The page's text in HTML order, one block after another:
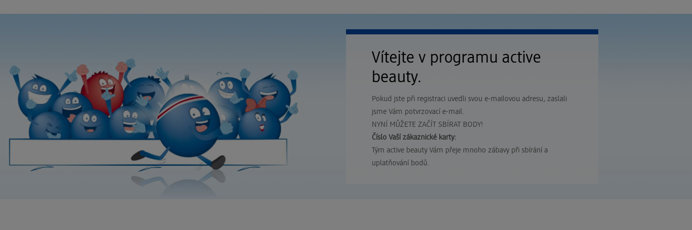
Vítejte v programu active
beauty.
Pokud jste při registraci uvedli svou e-mailovou adresu, zaslali
jsme Vám potvrzovací e-mail.
NYNÍ MŮŽETE ZAČÍT SBÍRAT BODY!
Číslo Vaší zákaznické karty:
Tým active beauty Vám přeje mnoho zábavy při sbírání a
uplatňování bodů.